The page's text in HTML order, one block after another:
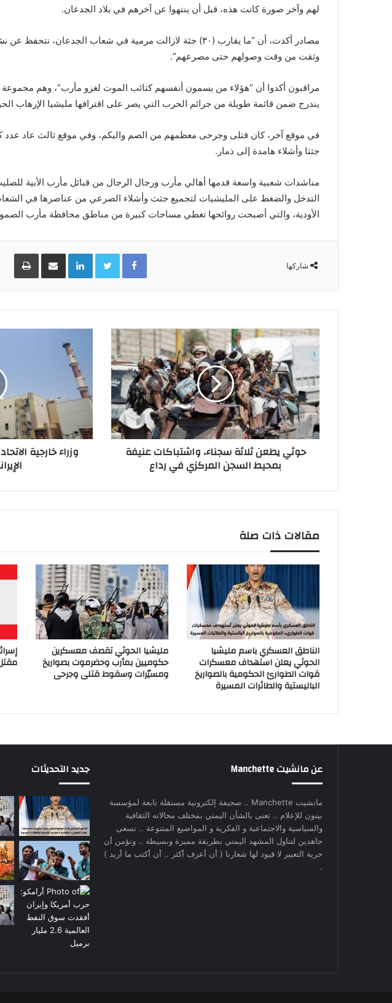
لهم وآخر صورة كانت هذه، قبل أن ينتهوا عن آخرهم في بلاد الجدعان.
مصادر أكدت، أن “ما يقارب (٣٠) جثة لازالت مرمية في شعاب الجدعان،
وثقت من وقت وصولهم حتى مصرعهم”.
مراقبون أكدوا أن “هؤلاء من يسمون أنفسهم كتائب الموت لغزو مأرب”، وهم مجموعة
يندرج ضمن قائمة طويلة من جرائم الحرب التي يصر على اقترافها مليشيا الإرهاب
في موقع آخر، كان قتلى وجرحى معظمهم من الصم والبكم، وفي موقع ثالث عاد عدد
جثثا وأشلاء هامدة إلى ذمار.
مناشدات شعبية واسعة قدمها أهالي مأرب ورجال الرجال من قبائل مأرب الأبية
التدخل والضغط على المليشيات لتجميع جثث وأشلاء الصرعي من عناصرها في
الأودية، والتي أصبحت روائحها تغطي مساحات كبيرة من مناطق محافظة مأرب الصمود
شاركها
Facebook
Twitter
LinkedInمشاركة عبر البريد
حوثي يطعن ثلاثة سجناء، واشتباكات عنيفة
بمحيط السجن المركزي في رداع
وزراء خارجية
مقالات ذات صلة
الناطق العسكري باسم مليشيا
الحوثي يعلن استهداف معسكرات
قوات الطوارئ الحكومية بالصواريخ
الباليستية والطائرات المسيرة
مليشيا الحوثي تقصف معسكرين
حكوميين بمأرب وحضرموت بصواريخ
ومسيّرات وسقوط قتلى وجرحى
عن مانشيت Manchette
مانشيت Manchette .. صحيفة إلكترونية مستقلة تابعة لمؤسسة
بينون للإعلام .. تعنى بالشأن اليمني بمختلف مجالاته الثقافية
والسياسية والاجتماعية و الفكرية و المواضيع المتنوعة .. نسعى
جاهدين لتناول المشهد اليمني بطريقة مميزة وبسيطة .. ونؤمن أن
حرية التعبير لا قيود لها شعارنا ( أن أعرف أكثر .. أن أكتب ما أريد )
.
جديد التحديثات